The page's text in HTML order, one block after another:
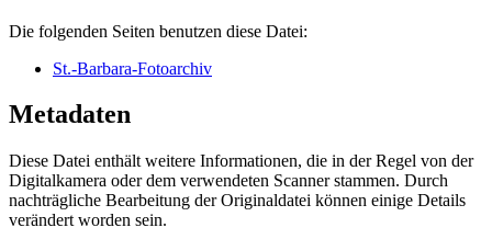
Die folgenden Seiten benutzen diese Datei:
St.-Barbara-Fotoarchiv
Metadaten
Diese Datei enthält weitere Informationen, die in der Regel von der
Digitalkamera oder dem verwendeten Scanner stammen. Durch
nachträgliche Bearbeitung der Originaldatei können einige Details
verändert worden sein.